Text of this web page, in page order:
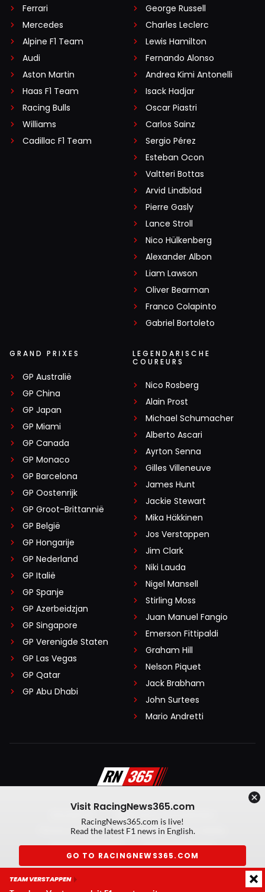
Ferrari
Mercedes
Alpine F1 Team
Audi
Aston Martin
Haas F1 Team
Racing Bulls
Williams
Cadillac F1 Team
George Russell
Charles Leclerc
Lewis Hamilton
Fernando Alonso
Andrea Kimi Antonelli
Isack Hadjar
Oscar Piastri
Carlos Sainz
Sergio Pérez
Esteban Ocon
Valtteri Bottas
Arvid Lindblad
Pierre Gasly
Lance Stroll
Nico Hülkenberg
Alexander Albon
Liam Lawson
Oliver Bearman
Franco Colapinto
Gabriel Bortoleto
GRAND PRIXES
GP Australië
GP China
GP Japan
GP Miami
GP Canada
GP Monaco
GP Barcelona
GP Oostenrijk
GP Groot-Brittannië
GP België
GP Hongarije
GP Nederland
GP Italië
GP Spanje
GP Azerbeidzjan
GP Singapore
GP Verenigde Staten
GP Las Vegas
GP Qatar
GP Abu Dhabi
LEGENDARISCHE
COUREURS
Nico Rosberg
Alain Prost
Michael Schumacher
Alberto Ascari
Ayrton Senna
Gilles Villeneuve
James Hunt
Jackie Stewart
Mika Häkkinen
Jos Verstappen
Jim Clark
Niki Lauda
Nigel Mansell
Stirling Moss
Juan Manuel Fangio
Emerson Fittipaldi
Graham Hill
Nelson Piquet
Jack Brabham
John Surtees
Mario Andretti
Algemene voorwaarden
Privacy Policy
Created by On Your Marks
Privacy manager
Kansspeluitingen
Visit RacingNews365.com
RacingNews365.com is live!
Read the latest F1 news in English.
GO TO RACINGNEWS365.COM
TEAM VERSTAPPEN